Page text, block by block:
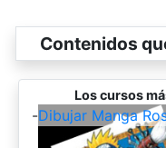
Contenidos
Los cursos
-Dibujar Manga